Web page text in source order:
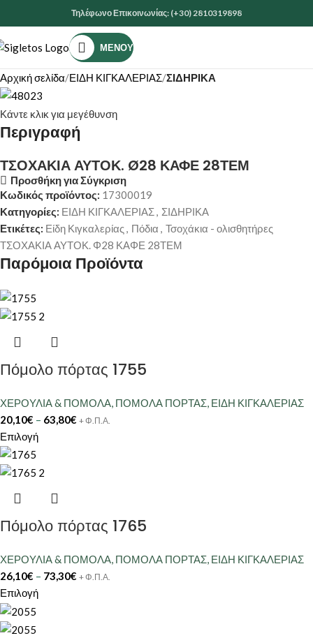
Τηλέφωνο Επικοινωνίας: (+30) 2810319898
ΜΕΝΟΎ
Αρχική σελίδα ΕΙΔΗ ΚΙΓΚΑΛΕΡΙΑΣ ΣΙΔΗΡΙΚΑ
Κάντε κλικ για μεγέθυνση
Περιγραφή
ΤΣΟΧΑΚΙΑ ΑΥΤΟΚ. Ø28 ΚΑΦΕ 28ΤΕΜ
Προσθήκη για Σύγκριση
Κωδικός προϊόντος: 17300019
Κατηγορίες: ΕΙΔΗ ΚΙΓΚΑΛΕΡΙΑΣ, ΣΙΔΗΡΙΚΑ
Ετικέτες: Είδη Κιγκαλερίας, Πόδια , Τσοχάκια - ολισθητήρες
ΤΣΟΧΑΚΙΑ ΑΥΤΟΚ. Φ28 ΚΑΦΕ 28ΤΕΜ
Παρόμοια Προϊόντα
Πόμολο πόρτας 1755
ΧΕΡΟΥΛΙΑ & ΠΟΜΟΛΑ, ΠΟΜΟΛΑ ΠΟΡΤΑΣ, ΕΙΔΗ ΚΙΓΚΑΛΕΡΙΑΣ
20,10€ – 63,80€ + Φ.Π.Α.
Επιλογή
Πόμολο πόρτας 1765
ΧΕΡΟΥΛΙΑ & ΠΟΜΟΛΑ, ΠΟΜΟΛΑ ΠΟΡΤΑΣ, ΕΙΔΗ ΚΙΓΚΑΛΕΡΙΑΣ
26,10€ – 73,30€ + Φ.Π.Α.
Επιλογή